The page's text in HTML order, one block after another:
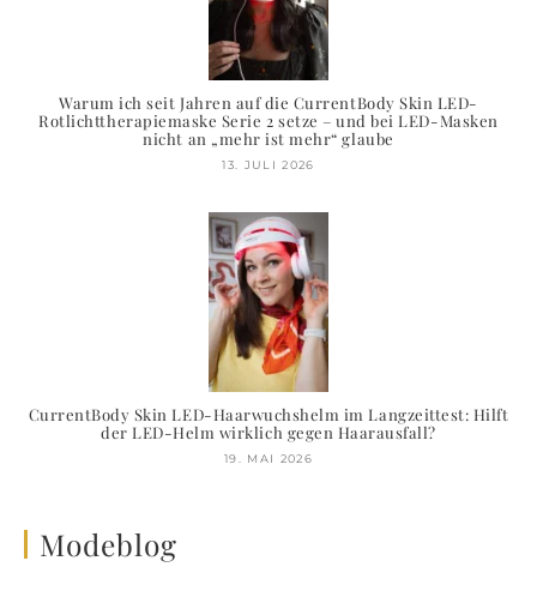
Warum ich seit Jahren auf die CurrentBody Skin LED-
Rotlichttherapiemaske Serie 2 setze – und bei LED-Masken
nicht an „mehr ist mehr“ glaube
13. JULI 2026
CurrentBody Skin LED-Haarwuchshelm im Langzeittest: Hilft
der LED-Helm wirklich gegen Haarausfall?
19. MAI 2026
Modeblog